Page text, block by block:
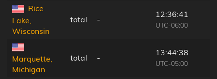
Rice
Lake,
Wisconsin
total -
12:36:41
UTC-06:00
Marquette,
Michigan
total -
13:44:38
UTC-05:00